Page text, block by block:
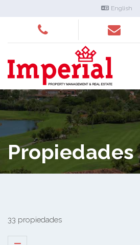
English
Propiedades
33 propiedades